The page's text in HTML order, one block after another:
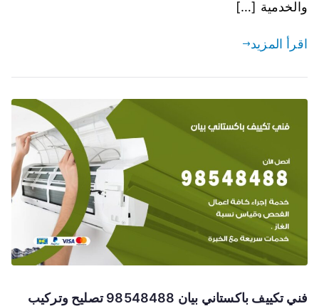
والخدمية […]
اقرأ المزيد
فني تكييف باكستاني بيان 98548488 تصليح وتركيب